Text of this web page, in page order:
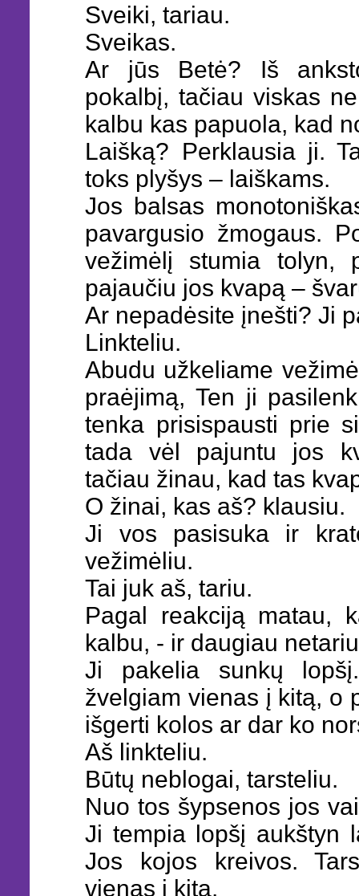
Sveiki, tariau.
Sveikas.
Ar jūs Betė? Iš
pokalbį, tačiau viskas
kalbu kas papuola, kad
Laišką? Perklausia ji.
toks plyšys – laiškams.
Jos balsas
pavargusio žmogaus.
vežimėlį stumia tolyn,
pajaučiu jos kvapą –
Ar nepadėsite įnešti? Ji
Linkteliu.
Abudu užkeliame
praėjimą, Ten ji
tenka prisispausti prie
tada vėl pajuntu jos
tačiau žinau, kad tas
O žinai, kas aš? klausiu.
Ji vos pasisuka ir
vežimėliu.
Tai juk aš, tariu.
Pagal reakciją matau,
kalbu, - ir daugiau
Ji pakelia sunkų
žvelgiam vienas į kitą, o
išgerti kolos ar dar ko
Aš linkteliu.
Būtų neblogai, tarsteliu.
Nuo tos šypsenos jos
Ji tempia lopšį aukštyn
Jos kojos kreivos.
vienas į kitą.